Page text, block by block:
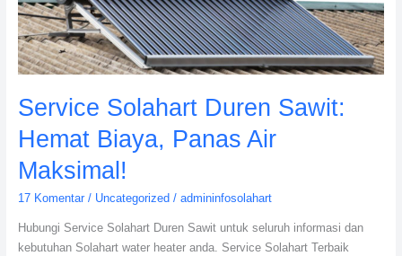
Service Solahart Duren Sawit:
Hemat Biaya, Panas Air
Maksimal!
17 Komentar / Uncategorized / admininfosolahart
Hubungi Service Solahart Duren Sawit untuk seluruh informasi dan
kebutuhan Solahart water heater anda. Service Solahart Terbaik
Panas
Air
Maksimal!